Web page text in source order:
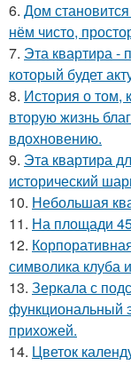
6. Дом становится
нём чисто,
7. Эта квартира -
который будет
8. История о том,
вторую жизнь
вдохновению.
9. Эта квартира
исторический
10. Небольшая
11. На площади
12.
символика клуба
13. Зеркала с
функциональный
прихожей.
14. Цветок